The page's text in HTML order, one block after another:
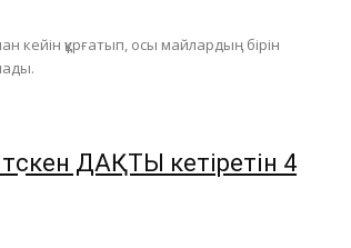
кейін құрғатып, осы майлардың бірін
ДАҚТЫ кетіретін 4